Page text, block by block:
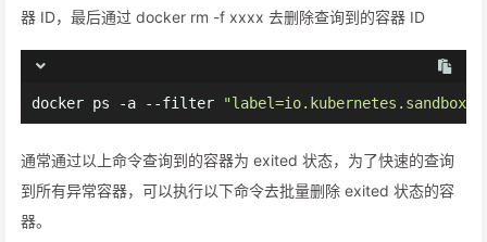
器 ID，最后通过 docker rm -f xxxx 去删除查询到的容器 ID
docker ps -a --filter
通常通过以上命令查询到的容器为 exited 状态，为了快速的查询
到所有异常容器，可以执行以下命令去批量删除 exited 状态的容
器。